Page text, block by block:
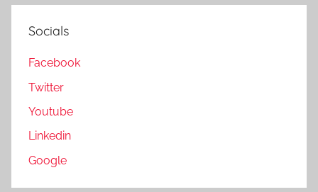
Socials
Facebook
Twitter
Youtube
Linkedin
Google